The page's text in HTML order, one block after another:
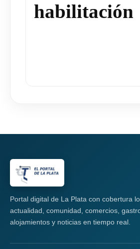
habilitación
Portal digital de La Plata con cobertura
actualidad, comunidad, comercios,
alojamientos y noticias en tiempo real.